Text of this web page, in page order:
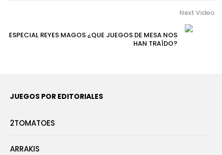
Next Video
ESPECIAL REYES MAGOS ¿QUE JUEGOS DE MESA NOS
HAN TRAÍDO?
JUEGOS POR EDITORIALES
2TOMATOES
ARRAKIS